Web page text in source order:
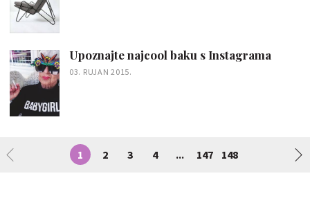
Upoznajte najcool baku s Instagrama
03. RUJAN 2015.
1 2 3 4 ... 147 148